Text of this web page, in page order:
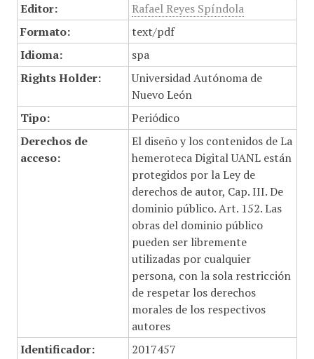
Editor:
Rafael Reyes Spíndola
Formato:
text/pdf
Idioma:
spa
Rights Holder:
Universidad Autónoma de
Nuevo León
Tipo:
Periódico
Derechos de
acceso:
El diseño y los contenidos de La
hemeroteca Digital UANL están
protegidos por la Ley de
derechos de autor, Cap. III. De
dominio público. Art. 152. Las
obras del dominio público
pueden ser libremente
utilizadas por cualquier
persona, con la sola restricción
de respetar los derechos
morales de los respectivos
autores
Identificador:
2017457